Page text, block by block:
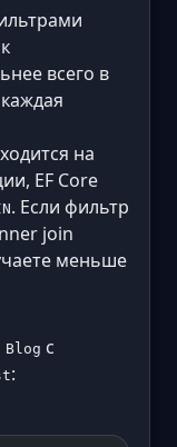
всего в
на
EF Core
. Если фильтр
join
меньше
Blog с
: